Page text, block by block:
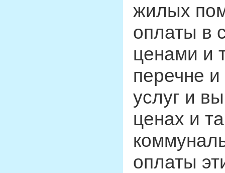
жилых
оплаты в
ценами и
перечне
услуг и
ценах и
оплаты